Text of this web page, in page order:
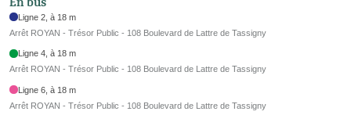
Ligne 2, à 18 m
Arrêt ROYAN - Trésor Public - 108 Boulevard de Lattre de Tassigny
Ligne 4, à 18 m
Arrêt ROYAN - Trésor Public - 108 Boulevard de Lattre de Tassigny
Ligne 6, à 18 m
Arrêt ROYAN - Trésor Public - 108 Boulevard de Lattre de Tassigny